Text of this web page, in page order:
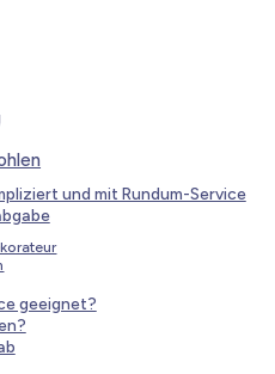
und mit Rundum-Service
geeignet?